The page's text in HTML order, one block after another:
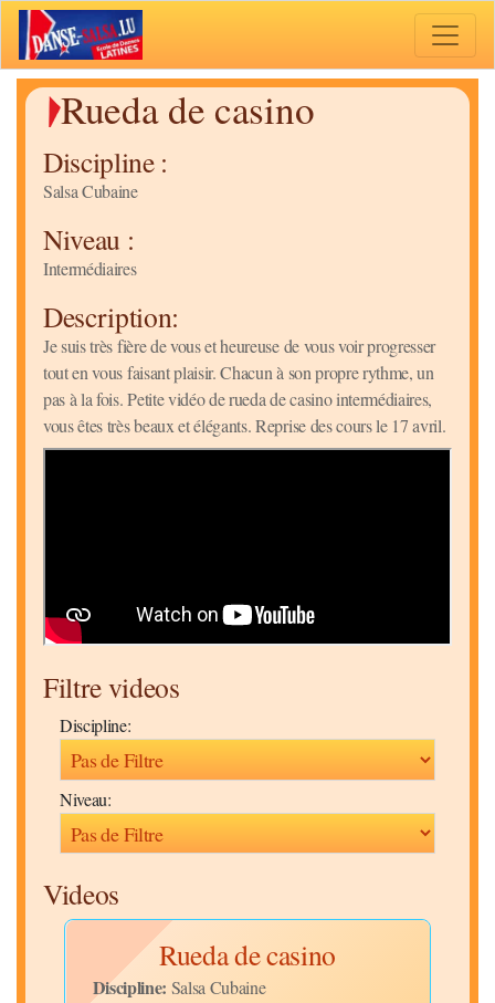
Rueda de casino
Discipline :
Salsa Cubaine
Niveau :
Intermédiaires
Description:
Je suis très fière de vous et heureuse de vous voir progresser
tout en vous faisant plaisir. Chacun à son propre rythme, un
pas à la fois. Petite vidéo de rueda de casino intermédiaires,
vous êtes très beaux et élégants. Reprise des cours le 17 avril.
Filtre videos
Discipline:
Niveau:
Videos
Rueda de casino
Discipline: Salsa Cubaine